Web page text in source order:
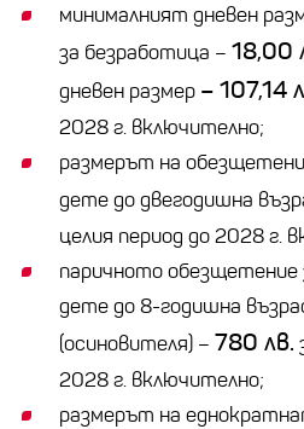
минималният дневен
за безработица – 18,00
дневен размер – 107,14
2028 г. включително;
размерът на
дете до двегодишна
целия период до 2028 г.
паричното обезщетение
дете до 8-годишна
(осиновителя) – 780 лв.
2028 г. включително;
размерът на